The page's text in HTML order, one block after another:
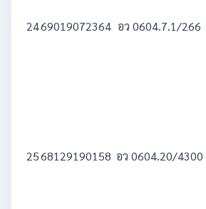
2469019072364 อว 0604.7.1/266
2568129190158 อว 0604.20/4300